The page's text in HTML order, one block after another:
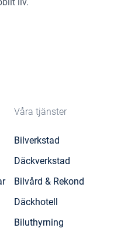
Våra tjänster
Bilverkstad
Däckverkstad
Bilvård & Rekond
Däckhotell
Biluthyrning